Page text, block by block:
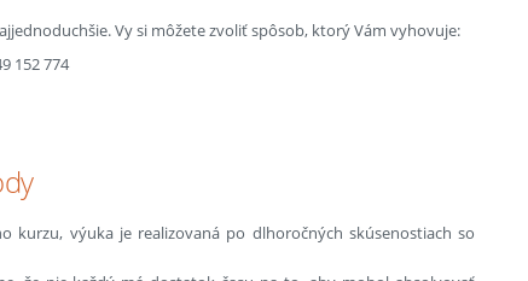
Vy si môžete zvoliť spôsob, ktorý Vám vyhovuje:
152 774
kurzu, výuka je realizovaná po dlhoročných skúsenostiach so